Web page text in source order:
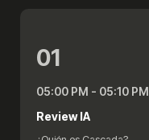
01
05:00 PM - 05:10 PM
Review IA